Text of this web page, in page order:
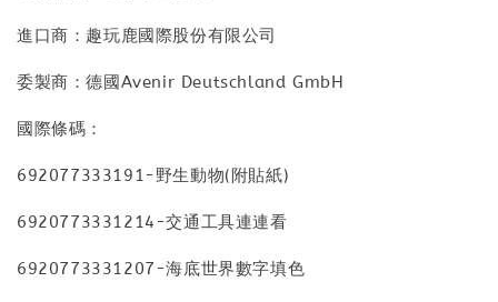
進口商：趣玩鹿國際股份有限公司
委製商：德國Avenir Deutschland GmbH
國際條碼：
692077333191-野生動物(附貼紙)
6920773331214-交通工具連連看
6920773331207-海底世界數字填色